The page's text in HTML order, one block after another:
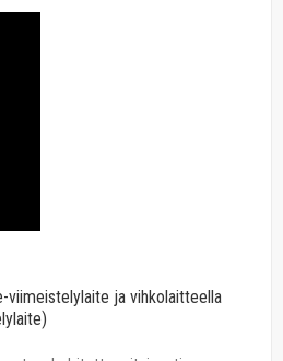
viimeistelylaite ja vihkolaitteella